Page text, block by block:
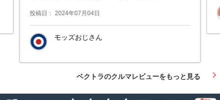
に ドイツ車なのにレスポンスが
投稿日： 2024年07月04日
モッズおじさん
秋田県鹿角市
ベクトラのクルマレビューをもっと見る